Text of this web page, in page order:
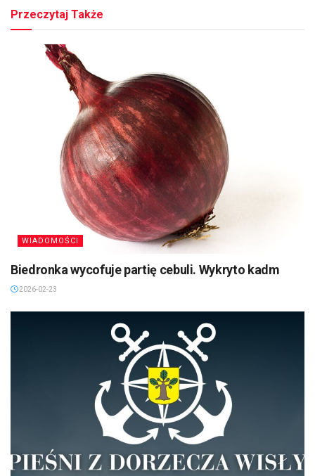
Przeczytaj Także
WIADOMOŚCI
Biedronka wycofuje partię cebuli. Wykryto kadm
2026-02-23